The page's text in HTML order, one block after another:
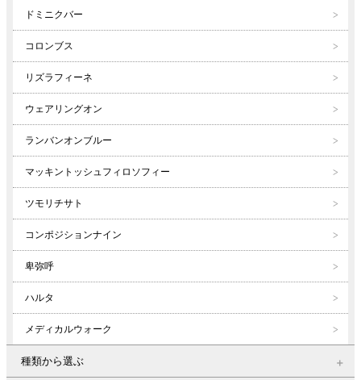
ドミニクバー
コロンブス
リズラフィーネ
ウェアリングオン
ランバンオンブルー
マッキントッシュフィロソフィー
ツモリチサト
コンポジションナイン
卑弥呼
ハルタ
メディカルウォーク
種類から選ぶ